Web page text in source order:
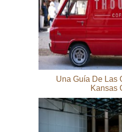
Una Guía De Las
Kansas